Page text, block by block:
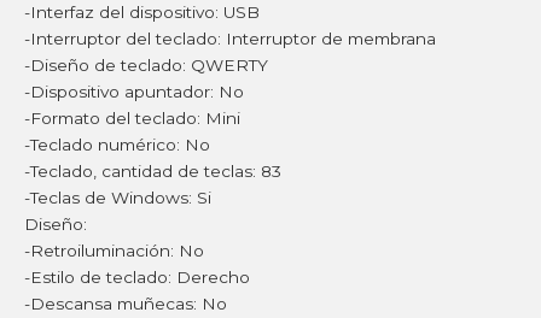
-Interfaz del dispositivo: USB
-Interruptor del teclado: Interruptor de membrana
-Diseño de teclado: QWERTY
-Dispositivo apuntador: No
-Formato del teclado: Mini
-Teclado numérico: No
-Teclado, cantidad de teclas: 83
-Teclas de Windows: Si
Diseño:
-Retroiluminación: No
-Estilo de teclado: Derecho
-Descansa muñecas: No